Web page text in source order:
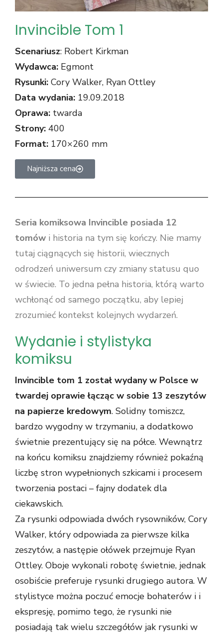
Invincible Tom 1
Scenariusz: Robert Kirkman
Wydawca: Egmont
Rysunki: Cory Walker, Ryan Ottley
Data wydania: 19.09.2018
Oprawa: twarda
Strony: 400
Format: 170×260 mm
Najniższa cena
Seria komiksowa Invincible posiada 12
tomów i historia na tym się kończy. Nie mamy
tutaj ciągnących się historii, wiecznych
odrodzeń uniwersum czy zmiany statusu quo
w świecie. To jedna pełna historia, którą warto
wchłonąć od samego początku, aby lepiej
zrozumieć kontekst kolejnych wydarzeń.
Wydanie i stylistyka
komiksu
Invincible tom 1 został wydany w Polsce w
twardej oprawie łącząc w sobie 13 zeszytów
na papierze kredowym. Solidny tomiszcz,
bardzo wygodny w trzymaniu, a dodatkowo
świetnie prezentujący się na półce. Wewnątrz
na końcu komiksu znajdziemy również pokaźną
liczbę stron wypełnionych szkicami i procesem
tworzenia postaci – fajny dodatek dla
ciekawskich.
Za rysunki odpowiada dwóch rysowników, Cory
Walker, który odpowiada za pierwsze kilka
zeszytów, a następie ołówek przejmuje Ryan
Ottley. Oboje wykonali robotę świetnie, jednak
osobiście preferuje rysunki drugiego autora. W
stylistyce można poczuć emocje bohaterów i i
ekspresję, pomimo tego, że rysunki nie
posiadają tak wielu szczegółów jak rysunki w